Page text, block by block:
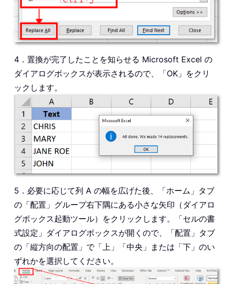
4．置換が完了したことを知らせる Microsoft Excel の
ダイアログボックスが表示されるので、「OK」をクリ
ックします。
5．必要に応じて列 A の幅を広げた後、「ホーム」タブ
の「配置」グループ右下隅にある小さな矢印（ダイアロ
グボックス起動ツール）をクリックします。「セルの書
式設定」ダイアログボックスが開くので、「配置」タブ
の「縦方向の配置」で「上」「中央」または「下」のい
ずれかを選択してください。